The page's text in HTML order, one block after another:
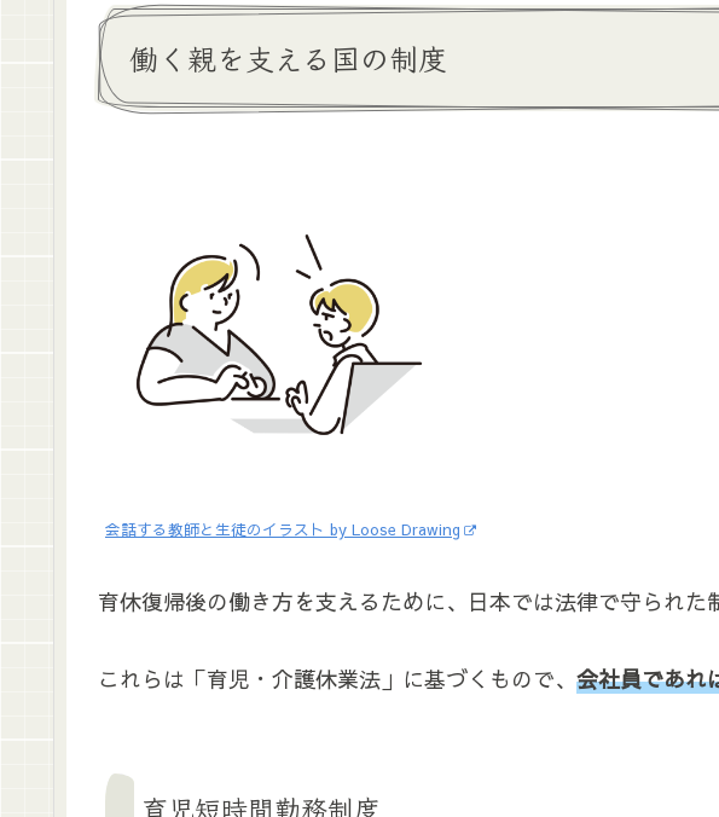
働く親を支える国の制度
会話する教師と生徒のイラスト by Loose Drawing
育休復帰後の働き方を支えるために、日本では法律で守られた
これらは「育児・介護休業法」に基づくもので、 会社員であれ
育児短時間勤務制度